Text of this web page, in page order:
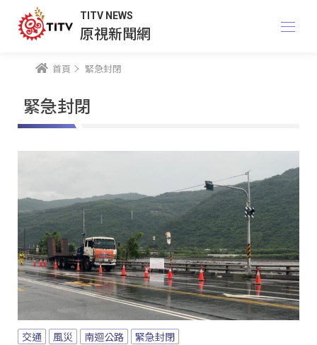
TITV NEWS
原視新聞網
首頁 緊急封閉
緊急封閉
交通 風災 南迴公路 緊急封閉